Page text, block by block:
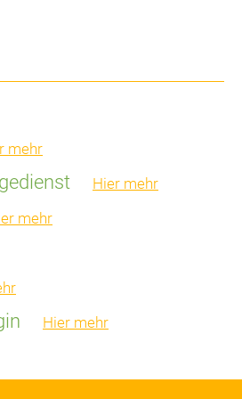
mehr
Hier mehr
mehr
Hier mehr